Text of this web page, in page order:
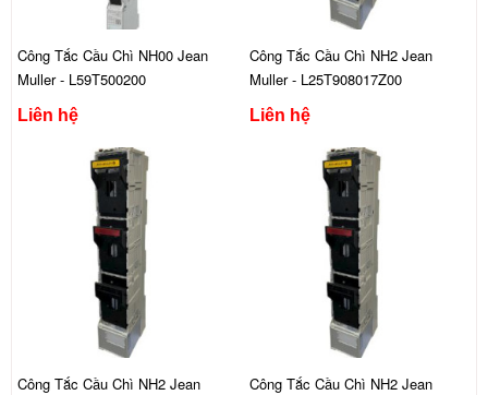
Công Tắc Cầu Chì NH00 Jean
Muller - L59T500200
Liên hệ
Công Tắc Cầu Chì NH2 Jean
Muller - L25T908017Z00
Liên hệ
Công Tắc Cầu Chì NH2 Jean
Công Tắc Cầu Chì NH2 Jean